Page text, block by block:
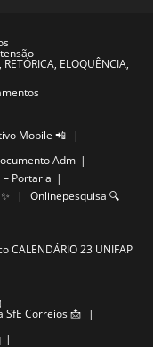
ELOQUÊNCIA,
Mobile 📲
Adm
– Portaria
Onlinepesquisa 🔍
CALENDÁRIO 23 UNIFAP
SfE Correios 📩